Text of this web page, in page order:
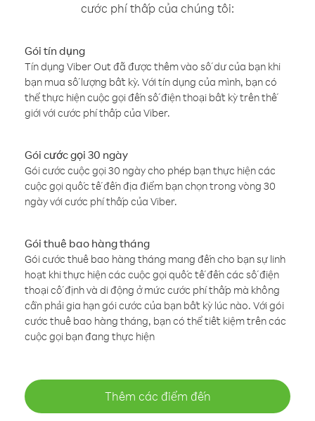
cước phí thấp của chúng tôi:
Gói tín dụng
Tín dụng Viber Out đã được thêm vào số dư của bạn khi
bạn mua số lượng bất kỳ. Với tín dụng của mình, bạn có
thể thực hiện cuộc gọi đến số điện thoại bất kỳ trên thế
giới với cước phí thấp của Viber.
Gói cước gọi 30 ngày
Gói cước cuộc gọi 30 ngày cho phép bạn thực hiện các
cuộc gọi quốc tế đến địa điểm bạn chọn trong vòng 30
ngày với cước phí thấp của Viber.
Gói thuê bao hàng tháng
Gói cước thuê bao hàng tháng mang đến cho bạn sự linh
hoạt khi thực hiện các cuộc gọi quốc tế đến các số điện
thoại cố định và di động ở mức cước phí thấp mà không
cần phải gia hạn gói cước của bạn bất kỳ lúc nào. Với gói
cước thuê bao hàng tháng, bạn có thể tiết kiệm trên các
cuộc gọi bạn đang thực hiện
Thêm các điểm đến